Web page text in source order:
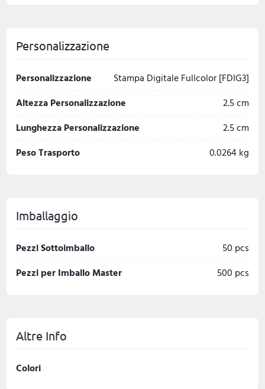
Personalizzazione
Personalizzazione
Stampa Digitale Fullcolor [FDIG3]
Altezza Personalizzazione
2.5 cm
Lunghezza Personalizzazione
2.5 cm
Peso Trasporto
0.0264 kg
Imballaggio
Pezzi Sottoimballo
50 pcs
Pezzi per Imballo Master
500 pcs
Altre Info
Colori